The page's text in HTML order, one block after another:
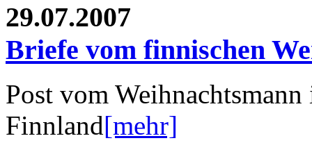
29.07.2007
Briefe vom finnischen
Post vom
Finnland[mehr]